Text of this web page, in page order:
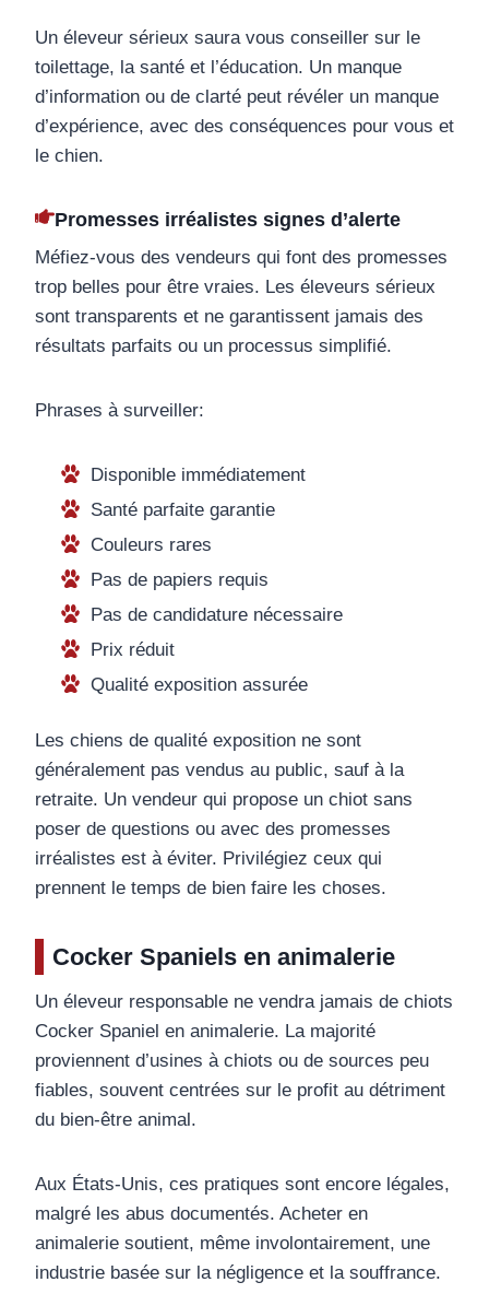
Un éleveur sérieux saura vous conseiller sur le
toilettage, la santé et l’éducation. Un manque
d’information ou de clarté peut révéler un manque
d’expérience, avec des conséquences pour vous et
le chien.
Promesses irréalistes signes d’alerte
Méfiez-vous des vendeurs qui font des promesses
trop belles pour être vraies. Les éleveurs sérieux
sont transparents et ne garantissent jamais des
résultats parfaits ou un processus simplifié.
Phrases à surveiller:
Disponible immédiatement
Santé parfaite garantie
Couleurs rares
Pas de papiers requis
Pas de candidature nécessaire
Prix réduit
Qualité exposition assurée
Les chiens de qualité exposition ne sont
généralement pas vendus au public, sauf à la
retraite. Un vendeur qui propose un chiot sans
poser de questions ou avec des promesses
irréalistes est à éviter. Privilégiez ceux qui
prennent le temps de bien faire les choses.
Cocker Spaniels en animalerie
Un éleveur responsable ne vendra jamais de chiots
Cocker Spaniel en animalerie. La majorité
proviennent d’usines à chiots ou de sources peu
fiables, souvent centrées sur le profit au détriment
du bien-être animal.
Aux États-Unis, ces pratiques sont encore légales,
malgré les abus documentés. Acheter en
animalerie soutient, même involontairement, une
industrie basée sur la négligence et la souffrance.